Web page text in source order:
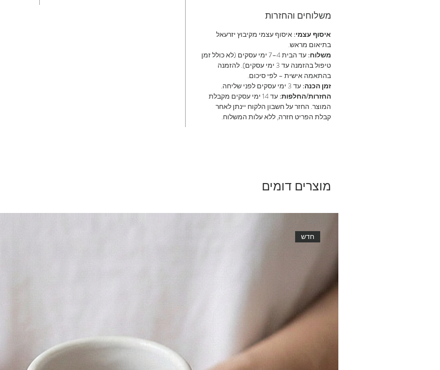
משלוחים והחזרות
איסוף עצמי: איסוף עצמי מקיבוץ יזרעאל
בתיאום מראש.
משלוח:
עד הבית 4–7 ימי עסקים (לא כולל זמן
טיפול בהזמנה עד 3 ימי עסקים). להזמנה
בהתאמה אישית – לפי סיכום.
זמן הכנה: עד 3 ימי עסקים לפני שליחה.
החזרות/החלפות:
עד 14 ימי עסקים מקבלת
המוצר. החזר על חשבון הלקוח יינתן לאחר
קבלת הפריט חזרה, ללא עלות המשלוח.
מוצרים דומים
חדש